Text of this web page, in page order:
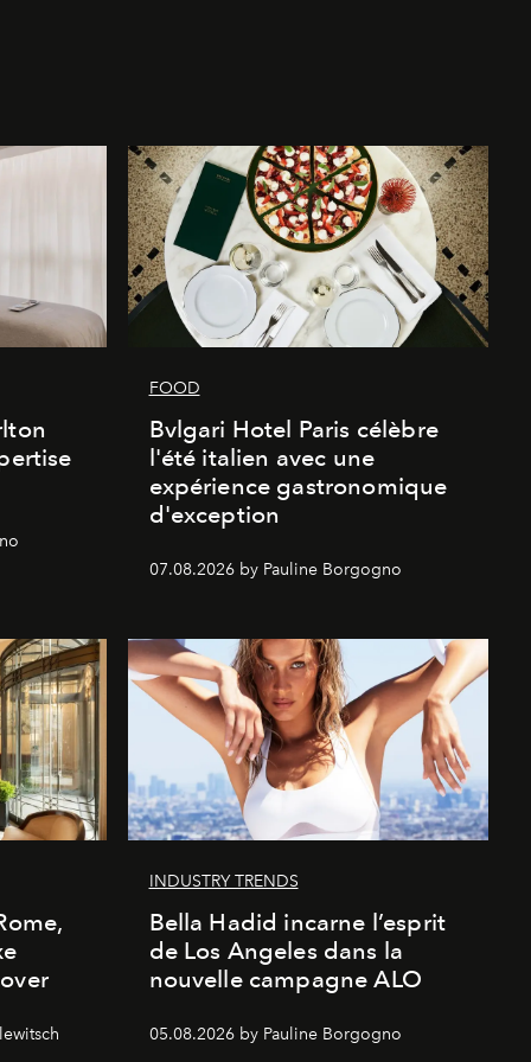
FOOD
Bvlgari Hotel Paris célèbre
l'été italien avec une
expérience gastronomique
d'exception
07.08.2026 by Pauline Borgogno
INDUSTRY TRENDS
Bella Hadid incarne l’esprit
de Los Angeles dans la
nouvelle campagne ALO
05.08.2026 by Pauline Borgogno